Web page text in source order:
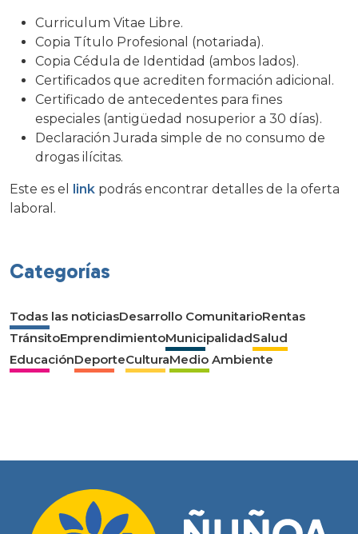
Curriculum Vitae Libre.
Copia Título Profesional (notariada).
Copia Cédula de Identidad (ambos lados).
Certificados que acrediten formación adicional.
Certificado de antecedentes para fines
especiales (antigüedad nosuperior a 30 días).
Declaración Jurada simple de no consumo de
drogas ilícitas.
Este es el link podrás encontrar detalles de la oferta
laboral.
Categorías
Todas las noticiasDesarrollo ComunitarioRentas
TránsitoEmprendimientoMunicipalidadSalud
EducaciónDeporteCulturaMedio Ambiente